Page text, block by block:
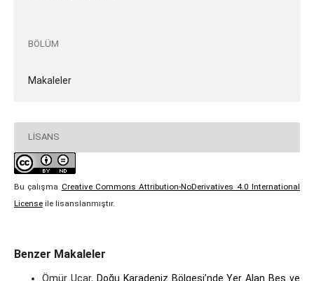
BÖLÜM
Makaleler
LISANS
Bu çalışma Creative Commons Attribution-NoDerivatives 4.0 International
Licenseile lisanslanmıştır.
Benzer Makaleler
Ömür Uçar, Doğu Karadeniz Bölgesi’nde Yer Alan Beş ve